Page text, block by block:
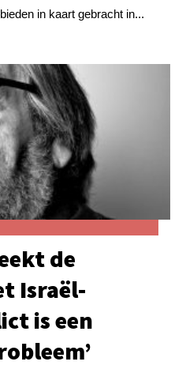
in kaart gebracht in...
de
Israël-
is een